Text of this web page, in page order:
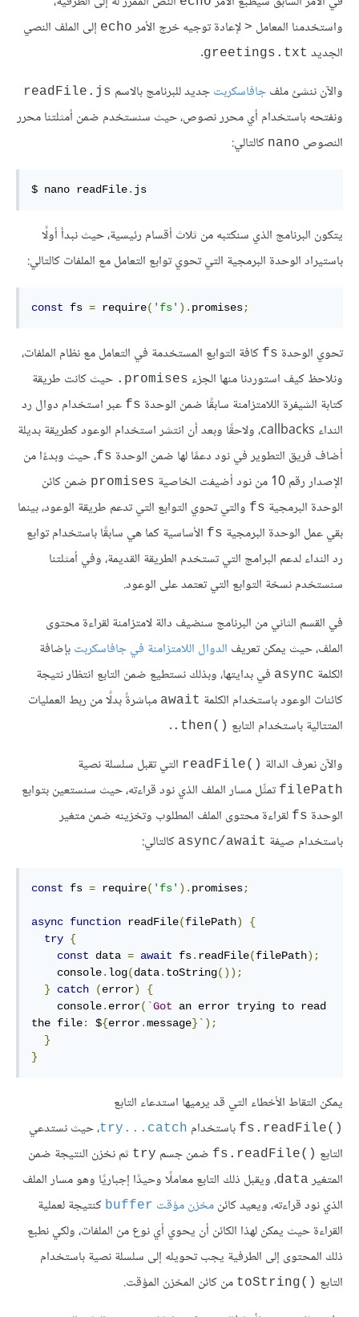
واستخدمنا المعامل ‎>‎ لإعادة توجيه خرج الأمر ‎echo‎ إلى الملف النصي
الجديد ‎greetings.txt‎
.
والآن ننشئ ملفجافاسكربتجديد للبرنامج بالاسم ‎readFile.js‎
ونفتحه باستخدام أي محرر نصوص، حيث سنستخدم ضمن أمثلتنا محرر
النصوص ‎nano‎ كالتالي:
$ nano readFile. js
يتكون البرنامج الذي سنكتبه من ثلاث أقسام رئيسية، حيث نبدأ أولًا
باستيراد الوحدة البرمجية التي تحوي توابع التعامل مع الملفات كالتالي:
const fs = require( 'fs' ). promises;
تحوي الوحدة ‎fs‎ كافة التوابع المستخدمة في التعامل مع نظام الملفات،
ونلاحظ كيف استوردنا منها الجزء ‎.promises‎ حيث كانت طريقة
كتابة الشيفرة اللامتزامنة سابقًا ضمن الوحدة ‎fs‎ عبر استخدام دوال رد
النداء callbacks، ولاحقًا وبعد أن انتشر استخدام الوعود كطريقة بديلة
أضاف فريق التطوير في نود دعمًا لها ضمن الوحدة ‎fs‎، حيث وبدءًا من
الإصدار رقم 10 من نود أضيفت الخاصية
‎promises‎ ضمن كائن
الوحدة البرمجية ‎fs‎ والتي تحوي التوابع التي تدعم طريقة الوعود، بينما
بقي عمل الوحدة البرمجية ‎fs‎ الأساسية كما هي سابقًا باستخدام توابع
رد النداء لدعم البرامج التي تستخدم الطريقة القديمة، وفي أمثلتنا
سنستخدم نسخة التوابع التي تعتمد على الوعود.
في القسم الثاني من البرنامج سنضيف دالة لامتزامنة لقراءة محتوى
الملف، حيث يمكن تعريف الدوال اللامتزامنة في جافاسكربتبإضافة
الكلمة ‎async‎ في بدايتها، وبذلك نستطيع ضمن التابع انتظار نتيجة
كائنات الوعود باستخدام الكلمة ‎await‎ مباشرةً بدلًا من ربط العمليات
المتتالية باستخدام التابع ‎.then()‎
.
والآن نعرف الدالة ‎readFile()‎ التي تقبل سلسلة نصية
‎filePath‎ تمثِّل مسار الملف الذي نود قراءته، حيث سنستعين بتوابع
الوحدة ‎fs‎ لقراءة محتوى الملف المطلوب وتخزينه ضمن متغير
باستخدام صيفة ‎async/await‎ كالتالي:
const fs = require( 'fs' ). promises;
async function readFile(filePath)
{
try {
const data = await fs. readFile(filePath);
    console
. log(data. toString());
}
catch (error)
{
    console
. error(`‎Got an error trying to read
the file: ${error.message}‎`);
}
}
يمكن التقاط الأخطاء التي قد يرميها استدعاء التابع
‎fs.readFile()‎ باستخدام ‎try...catch‎، حيث نستدعي
التابع ‎fs.readFile()‎ ضمن جسم ‎try‎ ثم نخزن النتيجة ضمن
المتغير ‎data‎، ويقبل ذلك التابع معاملًا وحيدًا إجباريًا وهو مسار الملف
الذي نود قراءته، ويعيد كائنمخزن مؤقت ‎buffer‎ كنتيجة لعملية
القراءة حيث يمكن لهذا الكائن أن يحوي أي نوع من الملفات، ولكي نطبع
ذلك المحتوى إلى الطرفية يجب تحويله إلى سلسلة نصية باستخدام
التابع ‎toString()‎ من كائن المخزن المؤقت.